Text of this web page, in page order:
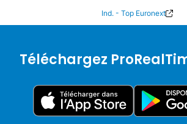
Ind. - Top Euronext
Téléchargez